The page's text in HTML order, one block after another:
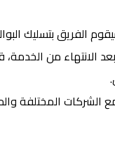
الفريق بتسليك
بعد الانتهاء من
الشركات المختلفة